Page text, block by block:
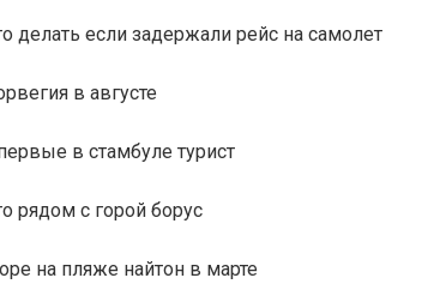
делать если задержали рейс на самолет
в августе
в стамбуле турист
рядом с горой борус
на пляже найтон в марте